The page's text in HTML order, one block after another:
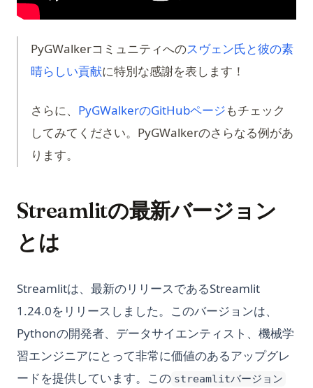
PyGWalkerコミュニティへのスヴェン氏と彼の素
晴らしい貢献(opens in a new tab)
に特別な感謝を表します！
さらに、 PyGWalkerのGitHubページ(opens in a
もチェック
してみてください。PyGWalkerのさらなる例があ
ります。
Streamlitの最新バージョン
とは
Streamlitは、最新のリリースであるStreamlit
1.24.0をリリースしました。このバージョンは、
Pythonの開発者、データサイエンティスト、機械学
習エンジニアにとって非常に価値のあるアップグレ
ードを提供しています。この streamlitバージョン